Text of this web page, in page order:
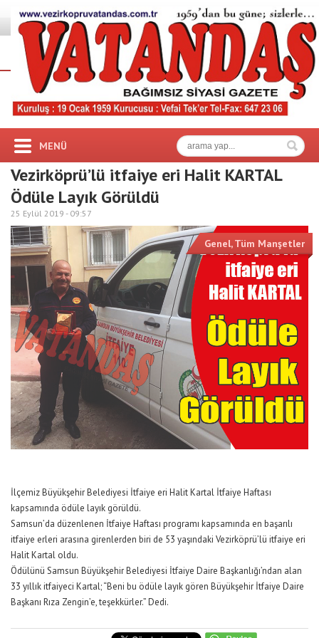
MENÜ
Vezirköprü’lü itfaiye eri Halit KARTAL
Ödüle Layık Görüldü
25 Eylül 2019 - 09:57
Genel,Tüm Manşetler
İlçemiz Büyükşehir Belediyesi İtfaiye eri Halit Kartal İtfaiye Haftası
kapsamında ödüle layık görüldü.
Samsun’da düzenlenen İtfaiye Haftası programı kapsamında en başarılı
itfaiye erleri arasına girenlerden biri de 53 yaşındaki Vezirköprü’lü itfaiye eri
Halit Kartal oldu.
Ödülünü Samsun Büyükşehir Belediyesi İtfaiye Daire Başkanlığı’ndan alan
33 yıllık itfaiyeci Kartal; “Beni bu ödüle layık gören Büyükşehir İtfaiye Daire
Başkanı Rıza Zengin’e, teşekkürler.” Dedi.